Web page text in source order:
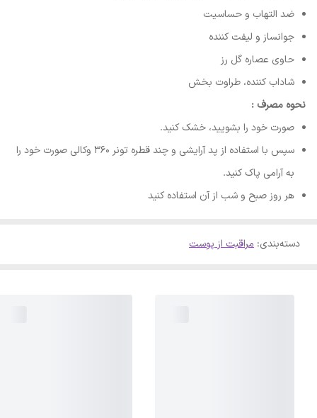
ضد التهاب و حساسیت
جوانساز و لیفت کننده
حاوی عصاره گل رز
شاداب کننده، طراوت بخش
نحوه مصرف :
صورت خود را بشویید، خشک کنید.
سپس با استفاده از پد آرایشی و چند قطره تونر 360 وکالی صورت خود را
به آرامی پاک کنید.
هر روز صبح و شب از آن استفاده کنید
دسته‌بندی: مراقبت از پوست